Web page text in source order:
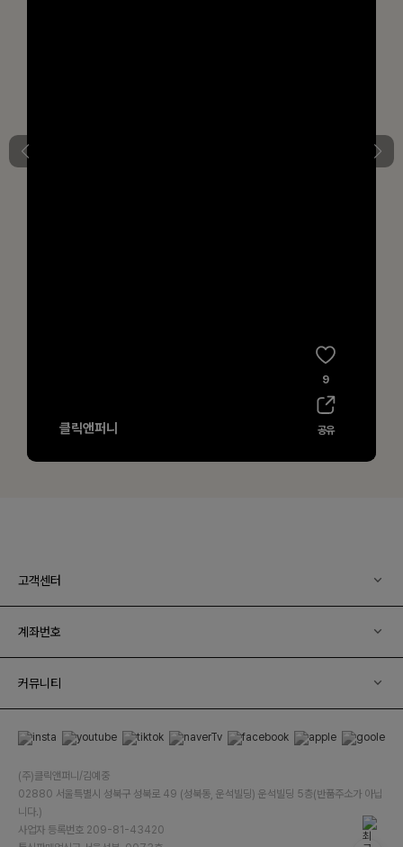
고객센터
계좌번호
커뮤니티
(주)클릭앤퍼니/김예중
02880 서울특별시 성북구 성북로 49 (성북동, 운석빌딩) 운석빌딩 5층(반품주소가 아닙
니다.)
사업자 등록번호 209-81-43420